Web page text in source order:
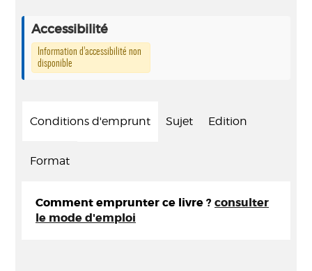
Accessibilité
Information d’accessibilité non
disponible
Conditions d'emprunt Sujet Edition
Format
Comment emprunter ce livre ? consulter
le mode d'emploi